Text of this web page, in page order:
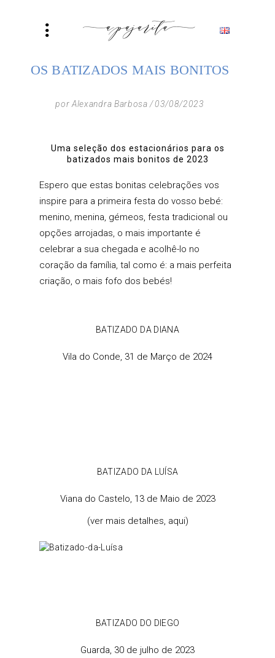
OS BATIZADOS MAIS BONITOS
por Alexandra Barbosa 03/08/2023
Uma seleção dos estacionários para os
batizados mais bonitos de 2023
Espero que estas bonitas celebrações vos
inspire para a primeira festa do vosso bebé:
menino, menina, gémeos, festa tradicional ou
opções arrojadas, o mais importante é
celebrar a sua chegada e acolhê-lo no
coração da família, tal como é: a mais perfeita
criação, o mais fofo dos bebés!
BATIZADO DA DIANA
Vila do Conde, 31 de Março de 2024
BATIZADO DA LUÍSA
Viana do Castelo, 13 de Maio de 2023
(ver mais detalhes, aqui)
BATIZADO DO DIEGO
Guarda, 30 de julho de 2023